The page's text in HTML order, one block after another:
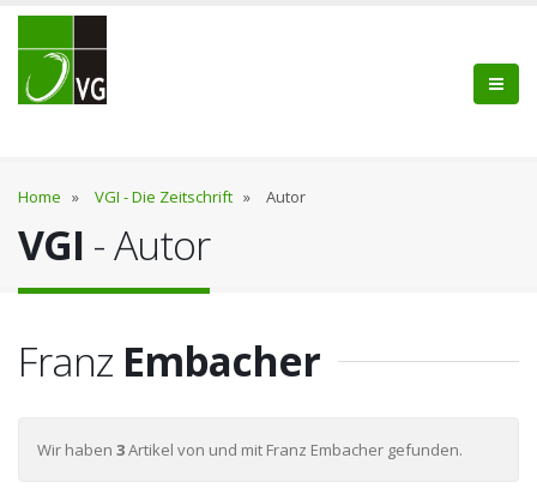
Home » VGI - Die Zeitschrift » Autor
VGI - Autor
Franz Embacher
Wir haben 3Artikel von und mit Franz Embacher gefunden.